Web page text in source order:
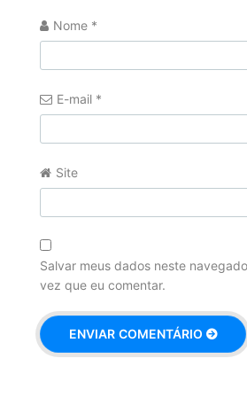
Nome *
E-mail *
Site
Salvar meus dados neste
vez que eu comentar.